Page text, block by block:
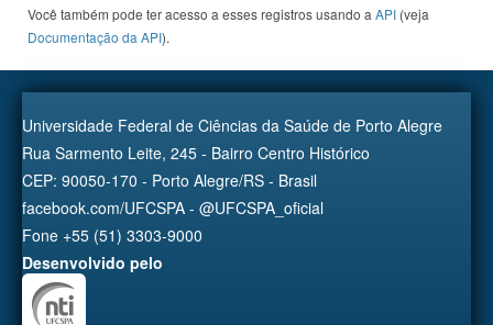
Você também pode ter acesso a esses registros usando a API (veja
Documentação da API).
Universidade Federal de Ciências da Saúde de Porto Alegre
Rua Sarmento Leite, 245 - Bairro Centro Histórico
CEP: 90050-170 - Porto Alegre/RS - Brasil
facebook.com/UFCSPA - @UFCSPA_oficial
Fone +55 (51) 3303-9000
Desenvolvido pelo